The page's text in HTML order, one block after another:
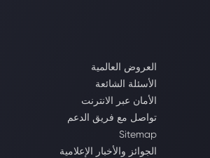
العروض العالمية
الأسئلة الشائعة
الأمان عبر الانترنت
تواصل مع فريق الدعم
Sitemap
الجوائز والأخبار الإعلامية